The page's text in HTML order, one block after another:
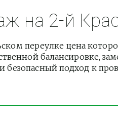
на 2-й
переулке цена
балансировке,
подход к